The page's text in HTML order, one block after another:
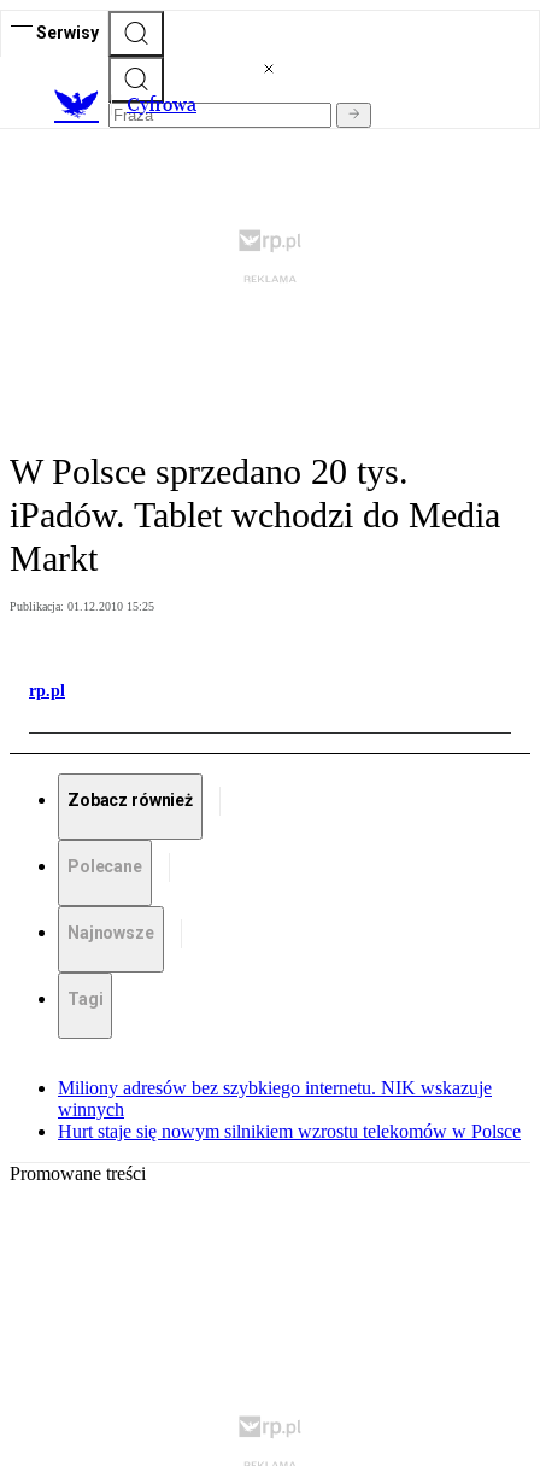
Serwisy
Cyfrowa
W Polsce sprzedano 20 tys.
iPadów. Tablet wchodzi do Media
Markt
Publikacja: 01.12.2010 15:25
rp.pl
Zobacz również
Polecane
Najnowsze
Tagi
Miliony adresów bez szybkiego internetu. NIK wskazuje
winnych
Hurt staje się nowym silnikiem wzrostu telekomów w Polsce
Promowane treści